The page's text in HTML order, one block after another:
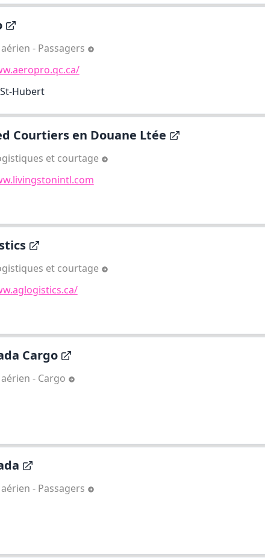
- Passagers
Hubert
Courtiers en Douane Ltée
et courtage
et courtage
Cargo
- Cargo
- Passagers